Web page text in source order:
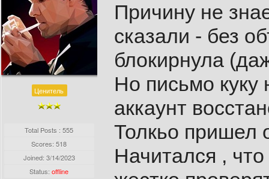
Ценитель
Total Posts : 555
Scores: 518
Joined: 3/14/2023
Status:offline
Причину не
сказали - без
блокирнула
Но письмо
аккаунт
Толкьо пришел
Начитался ,